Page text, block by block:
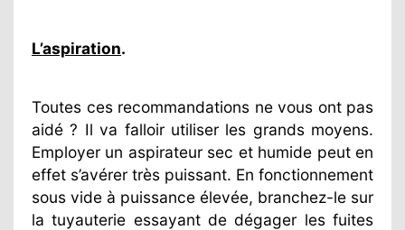
L’aspiration.
Toutes ces recommandations ne vous ont pas
aidé ? Il va falloir utiliser les grands moyens.
Employer un aspirateur sec et humide peut en
effet s’avérer très puissant. En fonctionnement
sous vide à puissance élevée, branchez-le sur
la tuyauterie essayant de dégager les fuites